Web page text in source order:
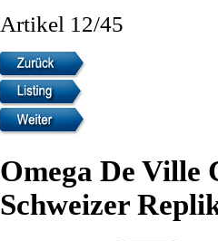
Artikel 12/45
Omega De Ville
Schweizer